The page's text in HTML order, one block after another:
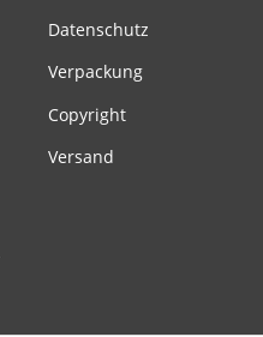
Datenschutz
Verpackung
Copyright
Versand